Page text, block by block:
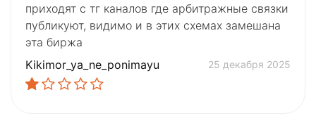
приходят с тг каналов где арбитражные связки
публикуют, видимо и в этих схемах замешана
эта биржа
Kikimor_ya_ne_ponimayu
25 декабря 2025